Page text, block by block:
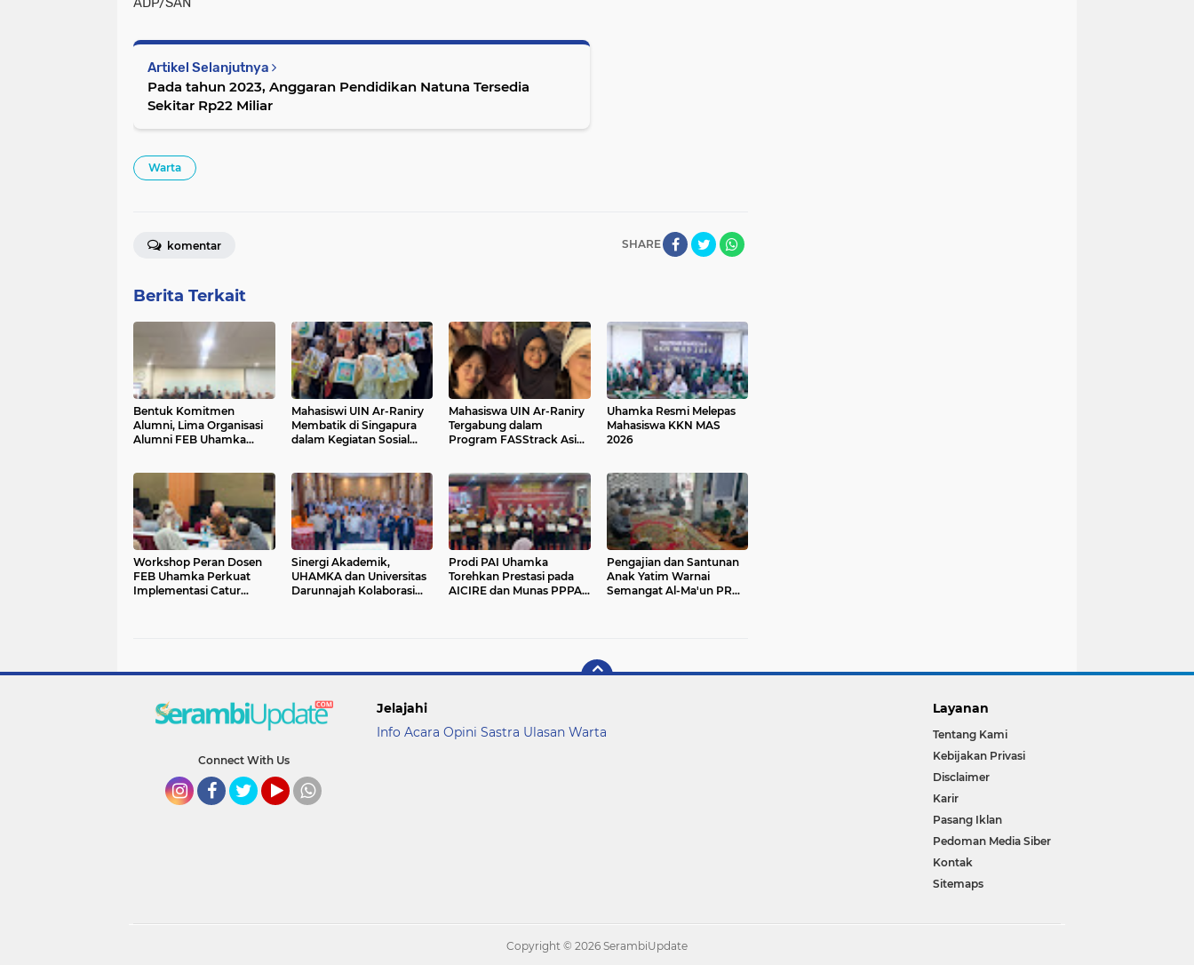
Artikel Selanjutnya
Pada tahun 2023, Anggaran Pendidikan Natuna Tersedia
Sekitar Rp22 Miliar
Warta
SHARE
komentar
Berita Terkait
Bentuk Komitmen
Alumni, Lima Organisasi
Alumni FEB Uhamka
Mahasiswi UIN Ar-Raniry
Membatik di Singapura
dalam Kegiatan Sosial
Mahasiswa UIN Ar-Raniry
Tergabung dalam
Program FASStrack Asia:
Uhamka Resmi Melepas
Mahasiswa KKN MAS
2026
Workshop Peran Dosen
FEB Uhamka Perkuat
Implementasi Catur
Sinergi Akademik,
UHAMKA dan Universitas
Darunnajah Kolaborasi
Prodi PAI Uhamka
Torehkan Prestasi pada
AICIRE dan Munas PPPAI
Pengajian dan Santunan
Anak Yatim Warnai
Semangat Al-Ma'un PRM
Connect With Us
Jelajahi
Info Acara Opini Sastra Ulasan Warta
Layanan
Tentang Kami
Kebijakan Privasi
Disclaimer
Karir
Pasang Iklan
Pedoman Media Siber
Kontak
Sitemaps
Copyright © 2026 SerambiUpdate